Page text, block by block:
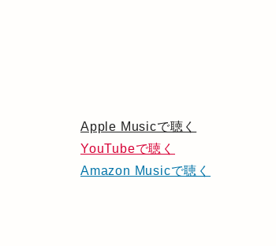
Apple Musicで聴く
YouTubeで聴く
Amazon Musicで聴く